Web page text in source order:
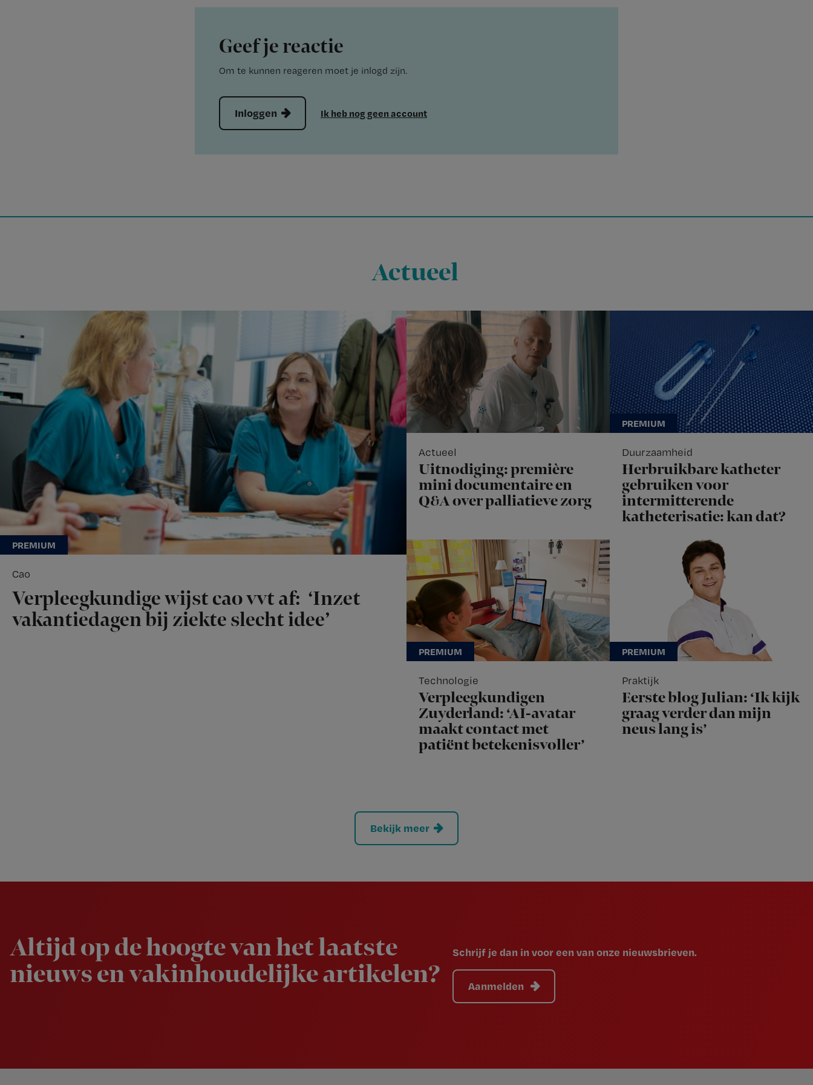
Geef je reactie
Om te kunnen reageren moet je inlogd zijn.
Inloggen Ik heb nog geen account
Actueel
Cao
Verpleegkundige wijst cao vvt af: ‘Inzet
vakantiedagen bij ziekte slecht idee’
Actueel
Uitnodiging: première
mini documentaire en
Q&A over palliatieve zorg
Duurzaamheid
Herbruikbare katheter
gebruiken voor
intermitterende
katheterisatie: kan dat?
Technologie
Verpleegkundigen
Zuyderland: ‘AI-avatar
maakt contact met
patiënt betekenisvoller’
Praktijk
Eerste blog Julian: ‘Ik kijk
graag verder dan mijn
neus lang is’
Bekijk meer
Altijd op de hoogte van het laatste
nieuws en vakinhoudelijke artikelen?
Schrijf je dan in voor een van onze nieuwsbrieven.
Aanmelden